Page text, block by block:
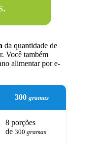
da quantidade de
Você também
alimentar por e-
300gramas
8 porções
de300gramas